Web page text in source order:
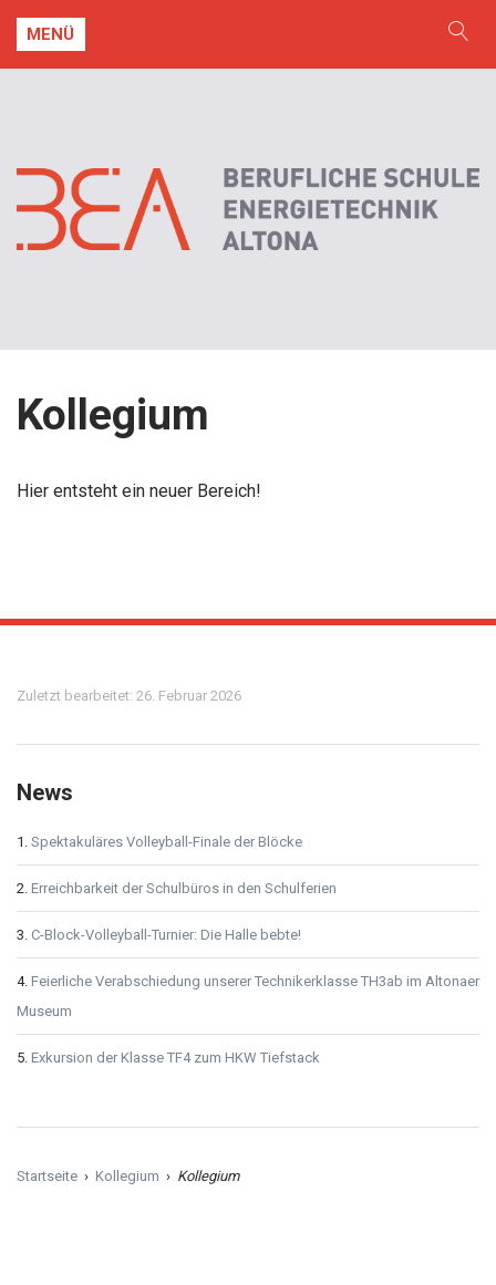
MENÜ
Kollegium
Hier entsteht ein neuer Bereich!
Meta
Zuletzt bearbeitet: 26. Februar 2026
News
Spektakuläres Volleyball-Finale der Blöcke
Erreichbarkeit der Schulbüros in den Schulferien
C-Block-Volleyball-Turnier: Die Halle bebte!
Feierliche Verabschiedung unserer Technikerklasse TH3ab im Altonaer
Museum
Exkursion der Klasse TF4 zum HKW Tiefstack
Startseite › Kollegium › Kollegium